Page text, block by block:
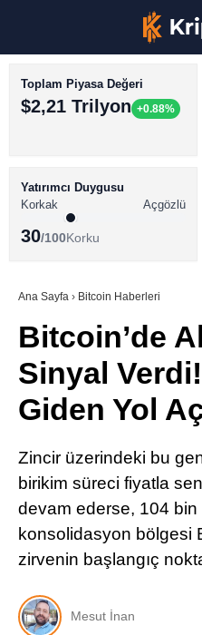
BİTCOİN HABERLERİ
ALTCOİN HABERLERİ
SÖZLÜK
Toplam Piyasa Değeri
$2,21 Trilyon +0.88%
Yatırımcı Duygusu
Korkak
Açgözlü
30/100Korku
Ana Sayfa › Bitcoin Haberleri
Bitcoin’de
Sinyal
Giden Yol
Zincir üzerindeki bu
birikim süreci fiyatla
devam ederse, 104
konsolidasyon bölgesi
zirvenin başlangıç
Mesut İnan